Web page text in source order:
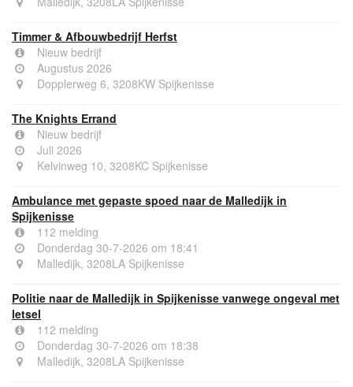
Timmer & Afbouwbedrijf Herfst
Nieuw bedrijf
Augustus 2026
Dopplerweg 6, 3208KW Spijkenisse
The Knights Errand
Nieuw bedrijf
Juli 2026
Kelvinweg 10, 3208KC Spijkenisse
Ambulance met gepaste spoed naar de Malledijk in
Spijkenisse
112 melding
Donderdag 30-7-2026 om 18:41
Malledijk, 3208LA Spijkenisse
Politie naar de Malledijk in Spijkenisse vanwege ongeval met
letsel
112 melding
Donderdag 30-7-2026 om 18:38
Malledijk, 3208LA Spijkenisse